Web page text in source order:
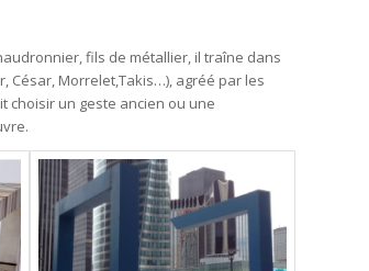
fils de métallier, il traîne dans
César, Morrelet,Takis…), agréé par les
choisir un geste ancien ou une